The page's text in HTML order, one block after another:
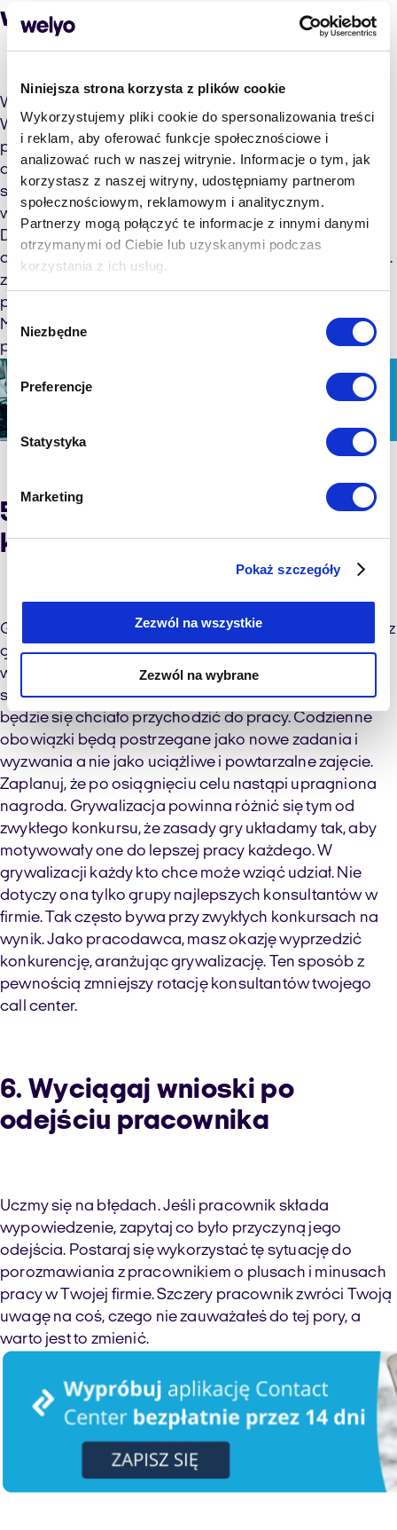
Niniejsza strona korzysta z plików cookie
Wykorzystujemy pliki cookie do spersonalizowania treści
i reklam, aby oferować funkcje społecznościowe i
analizować ruch w naszej witrynie. Informacje o tym, jak
korzystasz z naszej witryny, udostępniamy partnerom
społecznościowym, reklamowym i analitycznym.
Partnerzy mogą połączyć te informacje z innymi danymi
otrzymanymi od Ciebie lub uzyskanymi podczas
korzystania z ich usług.
zgody
Niezbędne
Preferencje
Statystyka
Marketing
Pokaż szczegóły
Zezwól na wszystkie
Zezwól na wybrane
wiekowej
W każdej firmie przeprowadza się szkolenia.
Wewnętrzne szkolenia są przeznaczone dla nowych
pracowników, czyli szkolenia wstępne oraz dla tych z
dłuższym stażem, czyli szkolenia rozwijające. Jeśli
stworzyłeś już profil idealnego kandydata do pracy, to
wiesz w jakim mniej więcej powinien być on wieku.
Dopasuj tryb prowadzenia szkoleń tak, aby
odpowiadał on potrzebom danego pokolenia. Jeśli np.
zatrudniasz osoby 40+, to z reguły są one
przyzwyczajone do wykładów. Natomiast u pokolenia
Millenialsów lepiej sprawdzi się interaktywna forma
prowadzenia zajęć np. warsztaty w grupach.
5. Stosuj grywalizację wśród
konsultantów
Grywalizacja ma na celu przeniesienie mechanizmów z
gier w świat zadań biznesowych. Pracowanie nad tzw.
współczynnikiem grywalności pozwoli w prosty
sposób sprawić, że pracownikom coraz bardziej
będzie się chciało przychodzić do pracy. Codzienne
obowiązki będą postrzegane jako nowe zadania i
wyzwania a nie jako uciążliwe i powtarzalne zajęcie.
Zaplanuj, że po osiągnięciu celu nastąpi upragniona
nagroda. Grywalizacja powinna różnić się tym od
zwykłego konkursu, że zasady gry układamy tak, aby
motywowały one do lepszej pracy każdego. W
grywalizacji każdy kto chce może wziąć udział. Nie
dotyczy ona tylko grupy najlepszych konsultantów w
firmie. Tak często bywa przy zwykłych konkursach na
wynik. Jako pracodawca, masz okazję wyprzedzić
konkurencję, aranżując grywalizację. Ten sposób z
pewnością zmniejszy rotację konsultantów twojego
call center.
6. Wyciągaj wnioski po
odejściu pracownika
Uczmy się na błędach. Jeśli pracownik składa
wypowiedzenie, zapytaj co było przyczyną jego
odejścia. Postaraj się wykorzystać tę sytuację do
porozmawiania z pracownikiem o plusach i minusach
pracy w Twojej firmie. Szczery pracownik zwróci Twoją
uwagę na coś, czego nie zauważałeś do tej pory, a
warto jest to zmienić.